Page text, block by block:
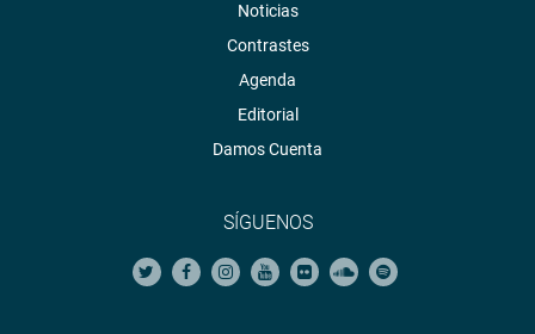
Noticias
Contrastes
Agenda
Editorial
Damos Cuenta
SÍGUENOS